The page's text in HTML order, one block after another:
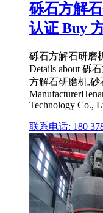
砾石方解
认证 Buy
砾石方解石研磨
Details about 砾
方解石研磨机,砂
Technology Co.,
联系电话: 180